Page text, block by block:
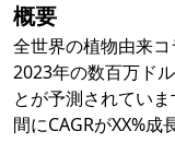
概要
全世界の植物由来コ
2023年の数百万ド
とが予測されてい
間にCAGRがXX%成